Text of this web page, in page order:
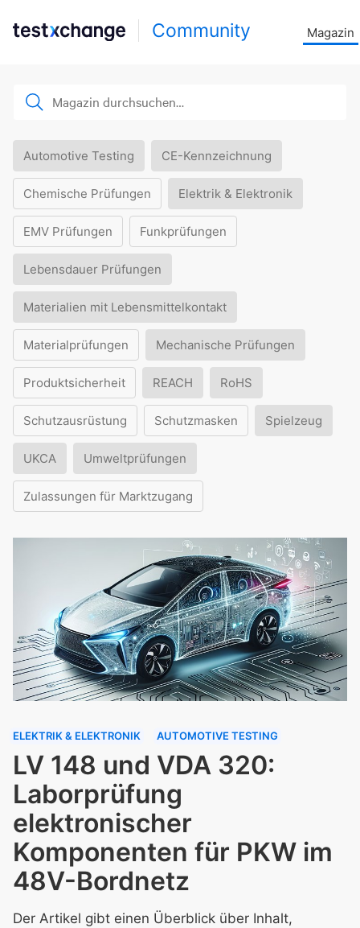
Community Magazin
Automotive Testing CE-Kennzeichnung
Chemische Prüfungen Elektrik & Elektronik
EMV Prüfungen Funkprüfungen
Lebensdauer Prüfungen
Materialien mit Lebensmittelkontakt
Materialprüfungen Mechanische Prüfungen
Produktsicherheit REACH RoHS
Schutzausrüstung Schutzmasken Spielzeug
UKCA Umweltprüfungen
Zulassungen für Marktzugang
ELEKTRIK & ELEKTRONIK AUTOMOTIVE TESTING
LV 148 und VDA 320:
Laborprüfung
elektronischer
Komponenten für PKW im
48V-Bordnetz
Der Artikel gibt einen Überblick über Inhalt,